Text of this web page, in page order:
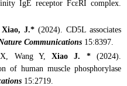
IgE receptor FcεRI complex.
Xiao, J.* (2024). CD5L associates
Communications 15:8397.
Wang Y,Xiao J. *(2024).
of human muscle phosphorylase
15:2719.